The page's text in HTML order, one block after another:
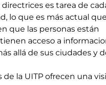
es tarea de
lo que es más actual
que las personas están
acceso a
allá de sus ciudades y
de la UITP ofrecen una